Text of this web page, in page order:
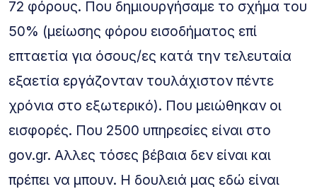
72 φόρους. Που δημιουργήσαμε το σχήμα του
50% (μείωσης φόρου εισοδήματος επί
επταετία για όσους/ες κατά την τελευταία
εξαετία εργάζονταν τουλάχιστον πέντε
χρόνια στο εξωτερικό). Που μειώθηκαν οι
εισφορές. Που 2500 υπηρεσίες είναι στο
gov.gr. Αλλες τόσες βέβαια δεν είναι και
πρέπει να μπουν. Η δουλειά μας εδώ είναι